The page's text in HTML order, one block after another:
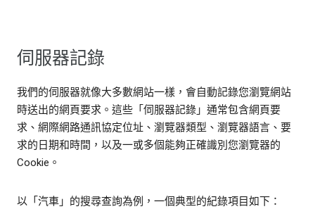
伺服器記錄
我們的伺服器就像大多數網站一樣，會自動記錄您瀏覽網站
時送出的網頁要求。這些「伺服器記錄」通常包含網頁要
求、網際網路通訊協定位址、瀏覽器類型、瀏覽器語言、要
求的日期和時間，以及一或多個能夠正確識別您瀏覽器的
Cookie。
以「汽車」的搜尋查詢為例，一個典型的紀錄項目如下：